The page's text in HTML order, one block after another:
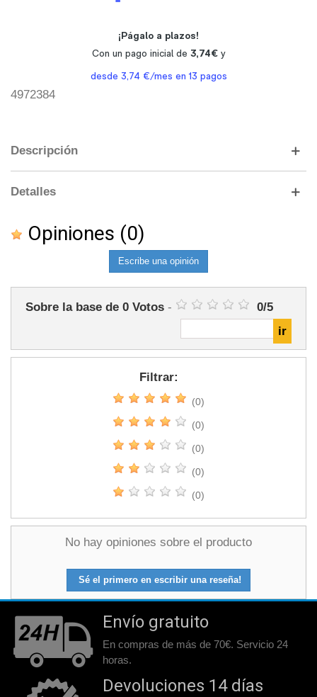
4972384
Descripción
Detalles
Opiniones (0)
Escribe una opinión
Sobre la base de 0 Votos - 0/5
Filtrar:
(0)
(0)
(0)
(0)
(0)
No hay opiniones sobre el producto
Sé el primero en escribir una reseña!
Envío gratuito
En compras de más de 70€. Servicio 24
horas.
Devoluciones 14 días